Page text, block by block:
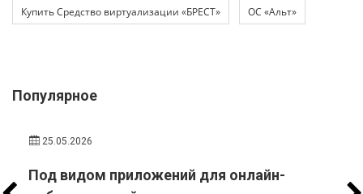
Купить Средство виртуализации «БРЕСТ» ОС «Альт»
Популярное
25.05.2026
Под видом приложений для онлайн-